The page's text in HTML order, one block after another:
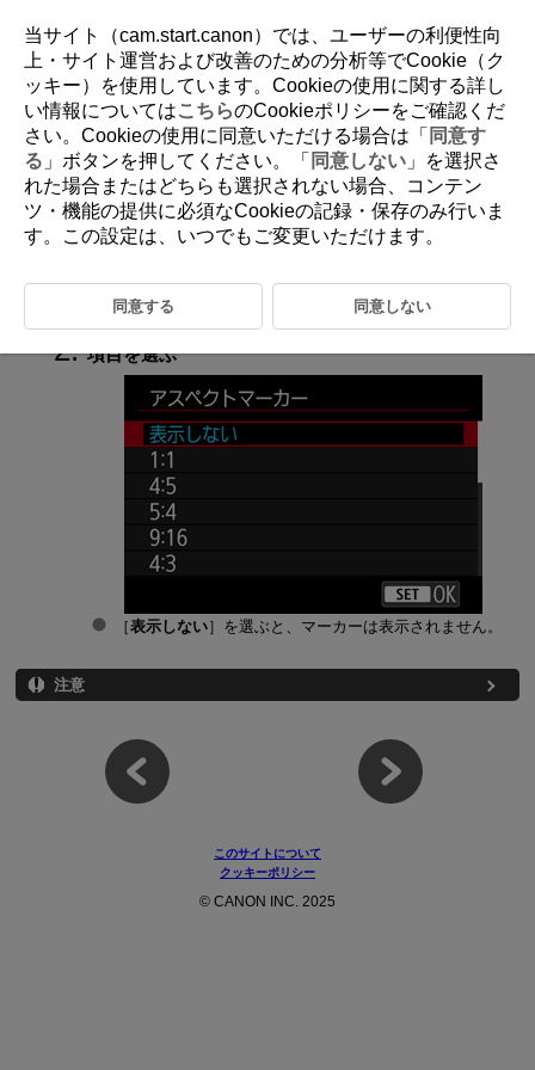
D250-036
アスペクトマーカー
動画撮影後の編集で画像のアスペクト比を変更する場合に、撮影時から
編集後の画角を意識できるよう、動画撮影画面（撮影待機状態および動
画撮影中）にアスペクトマーカーを表示させることができます。
： アスペクトマーカー ］を選ぶ（
）
項目を選ぶ
［表示しない］を選ぶと、マーカーは表示されません。
注意
このサイトについて
クッキーポリシー
© CANON INC. 2025
当サイト（cam.start.canon）では、ユーザーの利便性向
上・サイト運営および改善のための分析等でCookie（ク
ッキー）を使用しています。Cookieの使用に関する詳し
い情報についてはこちらのCookieポリシーをご確認くだ
さい。Cookieの使用に同意いただける場合は「 同意す
る 」ボタンを押してください。「 同意しない 」を選択さ
れた場合またはどちらも選択されない場合、コンテン
ツ・機能の提供に必須なCookieの記録・保存のみ行いま
す。この設定は、いつでもご変更いただけます。
同意する 同意しない